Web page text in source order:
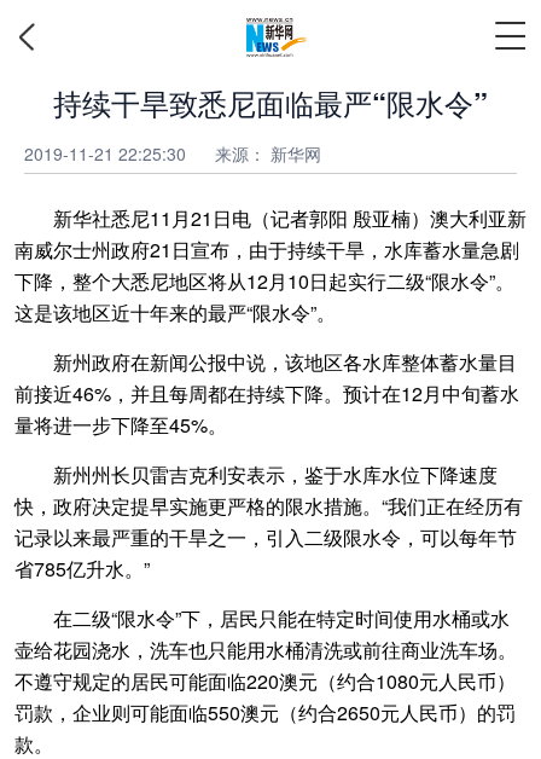
持续干旱致悉尼面临最严“限水令”
2019-11-21 22:25:30 来源： 新华网
新华社悉尼11月21日电（记者郭阳 殷亚楠）澳大利亚新
南威尔士州政府21日宣布，由于持续干旱，水库蓄水量急剧
下降，整个大悉尼地区将从12月10日起实行二级“限水令”。
这是该地区近十年来的最严“限水令”。
新州政府在新闻公报中说，该地区各水库整体蓄水量目
前接近46%，并且每周都在持续下降。预计在12月中旬蓄水
量将进一步下降至45%。
新州州长贝雷吉克利安表示，鉴于水库水位下降速度
快，政府决定提早实施更严格的限水措施。“我们正在经历有
记录以来最严重的干旱之一，引入二级限水令，可以每年节
省785亿升水。”
在二级“限水令”下，居民只能在特定时间使用水桶或水
壶给花园浇水，洗车也只能用水桶清洗或前往商业洗车场。
不遵守规定的居民可能面临220澳元（约合1080元人民币）
罚款，企业则可能面临550澳元（约合2650元人民币）的罚
款。